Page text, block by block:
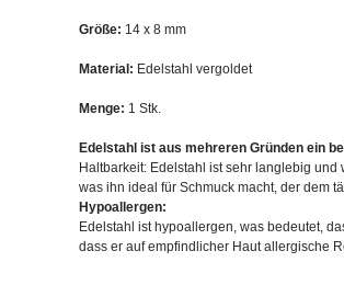
Größe: 14 x 8 mm
Material: Edelstahl vergoldet
Menge: 1 Stk.
Edelstahl ist aus mehreren Gründen ein
Haltbarkeit: Edelstahl ist sehr langlebig
was ihn ideal für Schmuck macht, der dem
Hypoallergen:
Edelstahl ist hypoallergen, was bedeutet,
dass er auf empfindlicher Haut allergische